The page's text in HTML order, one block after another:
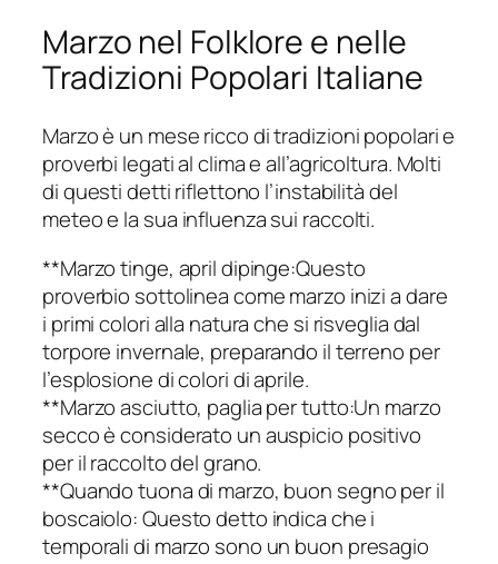
Marzo nel Folklore e nelle
Tradizioni Popolari Italiane
Marzo è un mese ricco di tradizioni popolari e
proverbi legati al clima e all’agricoltura. Molti
di questi detti riflettono l’instabilità del
meteo e la sua influenza sui raccolti.
**Marzo tinge, april dipinge:Questo
proverbio sottolinea come marzo inizi a dare
i primi colori alla natura che si risveglia dal
torpore invernale, preparando il terreno per
l’esplosione di colori di aprile.
**Marzo asciutto, paglia per tutto:Un marzo
secco è considerato un auspicio positivo
per il raccolto del grano.
**Quando tuona di marzo, buon segno per il
boscaiolo: Questo detto indica che i
temporali di marzo sono un buon presagio